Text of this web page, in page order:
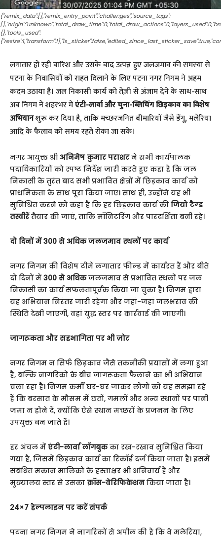
{"remix_data":[],"remix_entry_point":"challenges","source_tags":
{},"tools_used":
लगातार हो रही बारिश और उसके बाद उत्पन्न हुए जलजमाव की समस्या से
पटना के निवासियों को राहत दिलाने के लिए पटना नगर निगम ने अहम
कदम उठाया है। जल निकासी कार्य को तेज़ी से अंजाम देने के साथ-साथ
अब निगम ने शहरभर मेंएंटी-लार्वा और चुना-ब्लिचिंग छिड़काव का विशेष
अभियानशुरू कर दिया है, ताकि मच्छरजनित बीमारियों जैसे डेंगू, मलेरिया
आदि के फैलाव को समय रहते रोका जा सके।
नगर आयुक्त श्री अनिमेष कुमार पराशरने सभी कार्यपालक
पदाधिकारियों को स्पष्ट निर्देश जारी करते हुए कहा है कि जल
निकासी के तुरंत बाद सभी प्रभावित क्षेत्रों में छिड़काव कार्य को
प्राथमिकता के साथ पूरा किया जाए। साथ ही, उन्होंने यह भी
सुनिश्चित करने को कहा है कि हर छिड़काव कार्य की जियो टैग्ड
तस्वीरेंतैयार की जाएं, ताकि मॉनिटरिंग और पारदर्शिता बनी रहे।
दो दिनों में 300 से अधिक जलजमाव स्थलों पर कार्य
नगर निगम की विशेष टीमें लगातार फील्ड में कार्यरत हैं और बीते
दो दिनों में 300 से अधिकजलजमाव से प्रभावित स्थलों पर जल
निकासी का कार्य सफलतापूर्वक किया जा चुका है। निगम द्वारा
यह अभियान निरंतर जारी रहेगा और जहां-जहां जलभराव की
स्थिति देखी जाएगी, वहां युद्ध स्तर पर कार्रवाई की जाएगी।
जागरूकता और सहभागिता पर भी ज़ोर
नगर निगम न सिर्फ छिड़काव जैसे तकनीकी प्रयासों में लगा हुआ
है, बल्कि नागरिकों के बीच जागरूकता फैलाने का भी अभियान
चला रहा है। निगम कर्मी घर-घर जाकर लोगों को यह समझा रहे
हैं कि बरसात के मौसम में छतों, गमलों और अन्य स्थानों पर पानी
जमा न होने दें, क्योंकि ऐसे स्थान मच्छरों के प्रजनन के लिए
उपयुक्त बन जाते हैं।
हर अंचल में एंटी-लार्वा लॉगबुकका रख-रखाव सुनिश्चित किया
गया है, जिसमें छिड़काव कार्य का रिकॉर्ड दर्ज किया जाता है। इसमें
संबंधित मकान मालिकों के हस्ताक्षर भी अनिवार्य हैं और
मुख्यालय स्तर से उसका क्रॉस-वेरिफिकेशनकिया जाता है।
24×7 हेल्पलाइन पर करें संपर्क
पटना नगर निगम ने नागरिकों से अपील की है कि वे मलेरिया,